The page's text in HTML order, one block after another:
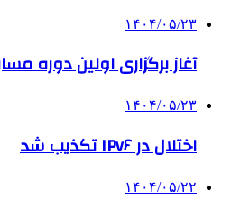
۱۴۰۴/۰۵/۲۳
آغاز برگزاری اولین دوره
۱۴۰۴/۰۵/۲۳
اختلال در IPv۶ تکذیب شد
۱۴۰۴/۰۵/۲۲